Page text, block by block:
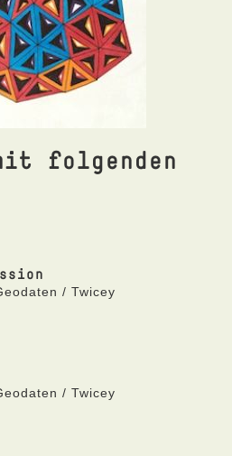
folgenden
/ Twicey
/ Twicey